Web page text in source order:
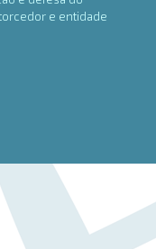
e entidade